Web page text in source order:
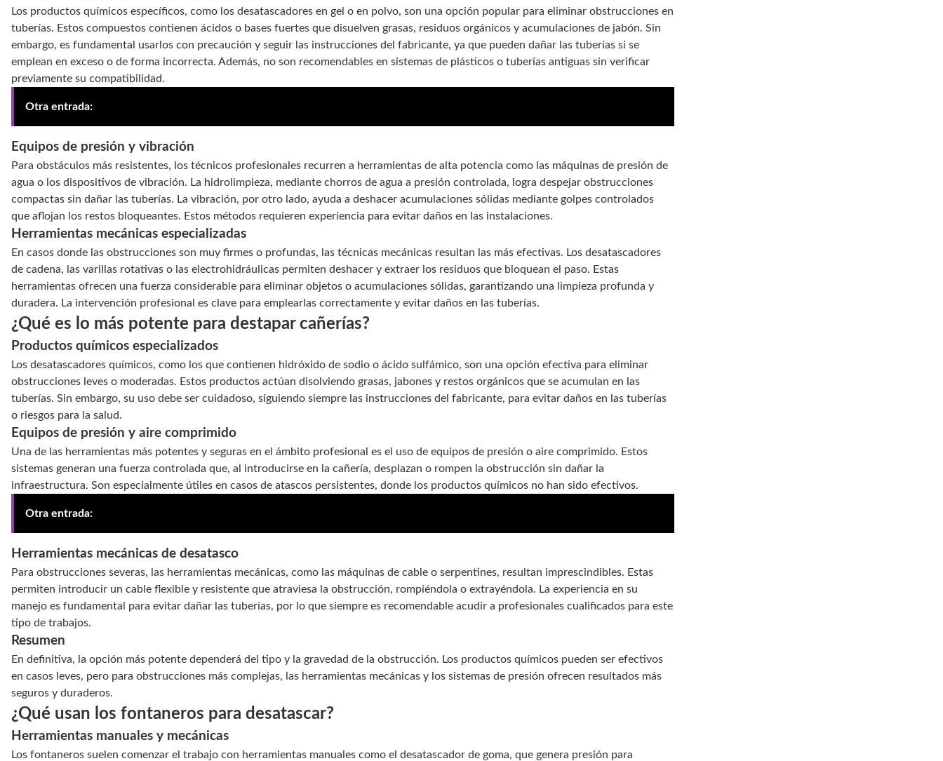
Los productos químicos específicos, como los desatascadores en gel o en polvo, son una opción popular para eliminar obstrucciones en
tuberías. Estos compuestos contienen ácidos o bases fuertes que disuelven grasas, residuos orgánicos y acumulaciones de jabón. Sin
embargo, es fundamental usarlos con precaución y seguir las instrucciones del fabricante, ya que pueden dañar las tuberías si se
emplean en exceso o de forma incorrecta. Además, no son recomendables en sistemas de plásticos o tuberías antiguas sin verificar
previamente su compatibilidad.
Otra entrada:
Equipos de presión y vibración
Para obstáculos más resistentes, los técnicos profesionales recurren a herramientas de alta potencia como las máquinas de presión de
agua o los dispositivos de vibración. La hidrolimpieza, mediante chorros de agua a presión controlada, logra despejar obstrucciones
compactas sin dañar las tuberías. La vibración, por otro lado, ayuda a deshacer acumulaciones sólidas mediante golpes controlados
que aflojan los restos bloqueantes. Estos métodos requieren experiencia para evitar daños en las instalaciones.
Herramientas mecánicas especializadas
En casos donde las obstrucciones son muy firmes o profundas, las técnicas mecánicas resultan las más efectivas. Los desatascadores
de cadena, las varillas rotativas o las electrohidráulicas permiten deshacer y extraer los residuos que bloquean el paso. Estas
herramientas ofrecen una fuerza considerable para eliminar objetos o acumulaciones sólidas, garantizando una limpieza profunda y
duradera. La intervención profesional es clave para emplearlas correctamente y evitar daños en las tuberías.
¿Qué es lo más potente para destapar cañerías?
Productos químicos especializados
Los desatascadores químicos, como los que contienen hidróxido de sodio o ácido sulfámico, son una opción efectiva para eliminar
obstrucciones leves o moderadas. Estos productos actúan disolviendo grasas, jabones y restos orgánicos que se acumulan en las
tuberías. Sin embargo, su uso debe ser cuidadoso, siguiendo siempre las instrucciones del fabricante, para evitar daños en las tuberías
o riesgos para la salud.
Equipos de presión y aire comprimido
Una de las herramientas más potentes y seguras en el ámbito profesional es el uso de equipos de presión o aire comprimido. Estos
sistemas generan una fuerza controlada que, al introducirse en la cañería, desplazan o rompen la obstrucción sin dañar la
infraestructura. Son especialmente útiles en casos de atascos persistentes, donde los productos químicos no han sido efectivos.
Otra entrada:
Herramientas mecánicas de desatasco
Para obstrucciones severas, las herramientas mecánicas, como las máquinas de cable o serpentines, resultan imprescindibles. Estas
permiten introducir un cable flexible y resistente que atraviesa la obstrucción, rompiéndola o extrayéndola. La experiencia en su
manejo es fundamental para evitar dañar las tuberías, por lo que siempre es recomendable acudir a profesionales cualificados para este
tipo de trabajos.
Resumen
En definitiva, la opción más potente dependerá del tipo y la gravedad de la obstrucción. Los productos químicos pueden ser efectivos
en casos leves, pero para obstrucciones más complejas, las herramientas mecánicas y los sistemas de presión ofrecen resultados más
seguros y duraderos.
¿Qué usan los fontaneros para desatascar?
Herramientas manuales y mecánicas
Los fontaneros suelen comenzar el trabajo con herramientas manuales como el desatascador de goma, que genera presión para